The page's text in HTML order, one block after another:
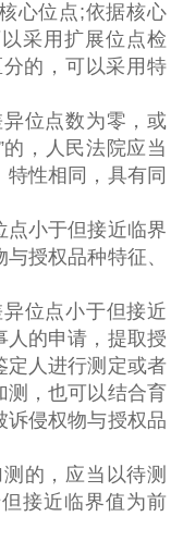
心位点;依据核心
采用扩展位点检
的，可以采用特
位点数为零，或
的，人民法院应当
性相同，具有同
小于但接近临界
授权品种特征、
位点小于但接近
人的申请，提取授
定人进行测定或者
测，也可以结合育
诉侵权物与授权品
的，应当以待测
接近临界值为前